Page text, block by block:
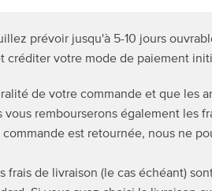
prévoir jusqu'à 5-10 jours
créditer votre mode de paiement
de votre commande et que les
rembourserons également les
est retournée, nous ne
frais de livraison (le cas échéant)